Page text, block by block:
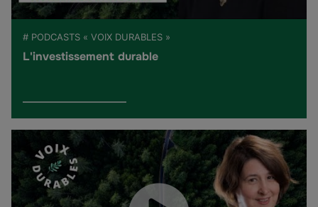
# PODCASTS « VOIX DURABLES »
L'investissement durable